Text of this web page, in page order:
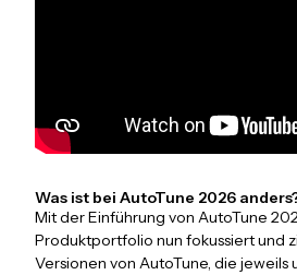
Was ist bei AutoTune 2026
Mit der Einführung von AutoTune
Produktportfolio nun fokussiert und
Versionen von AutoTune, die jeweils